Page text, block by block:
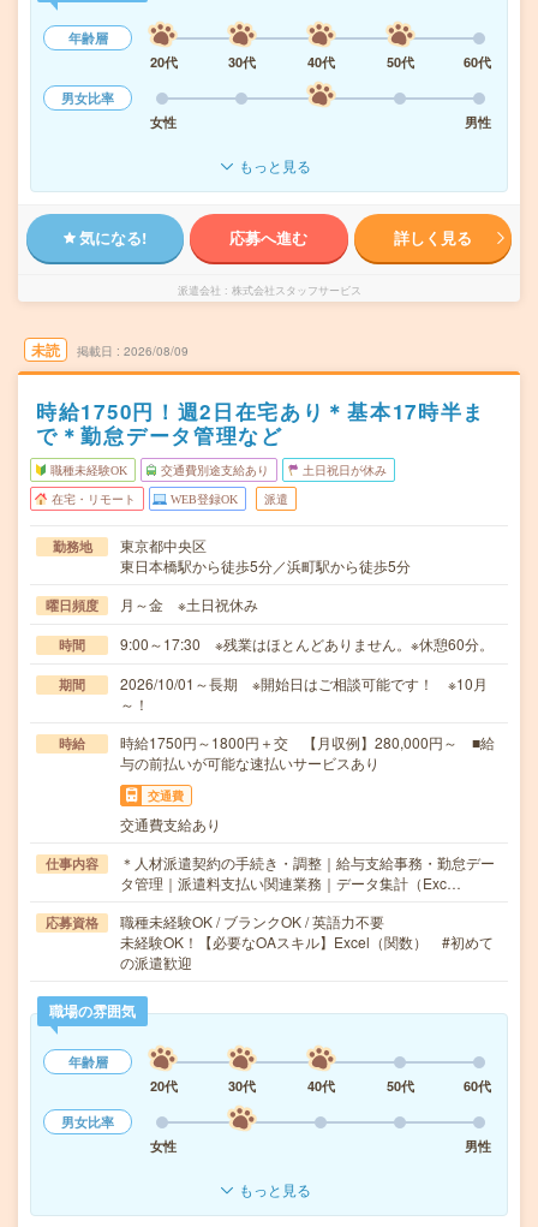
年齢層
20代
30代 40代 50代
60代
男女比率
女性
男性
もっと見る
気になる! 応募へ進む 詳しく見る
派遣会社 株式会社スタッフサービス
未読 掲載日 2026/08/09
時給1750円！週2日在宅あり＊基本17時半ま
で＊勤怠データ管理など
職種未経験OK 交通費別途支給あり 土日祝日が休み
在宅・リモート WEB登録OK 派遣
勤務地
東京都中央区
東日本橋駅から徒歩5分／浜町駅から徒歩5分
曜日頻度 月～金 ※土日祝休み
時間 9:00～17:30 ※残業はほとんどありません。※休憩60分。
期間
2026/10/01～長期 ※開始日はご相談可能です！ ※10月
～！
時給
時給1750円～1800円＋交 【月収例】280,000円～ ■給
与の前払いが可能な速払いサービスあり
交通費
交通費支給あり
仕事内容
＊人材派遣契約の手続き・調整｜給与支給事務・勤怠デー
タ管理｜派遣料支払い関連業務｜データ集計（Exc…
応募資格
職種未経験OK / ブランクOK / 英語力不要
未経験OK！【必要なOAスキル】Excel（関数） #初めて
の派遣歓迎
職場の雰囲気
年齢層
20代
30代 40代 50代
60代
男女比率
女性
男性
もっと見る